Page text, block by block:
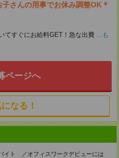
さんの用事でお休み調整OK＊
てすぐにお給料GET！急な出費 ...も
ページへ
なる！
イト ／オフィスワークデビューには